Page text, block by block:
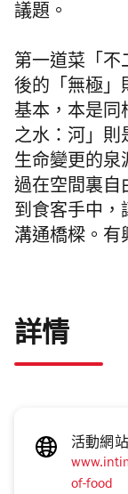
議題。
第一道菜「不
後的「無極」
基本，本是同
之水：河」則
生命變更的泉
過在空間裏自
到食客手中，
溝通橋樑。有
詳情
活動網站
of-food